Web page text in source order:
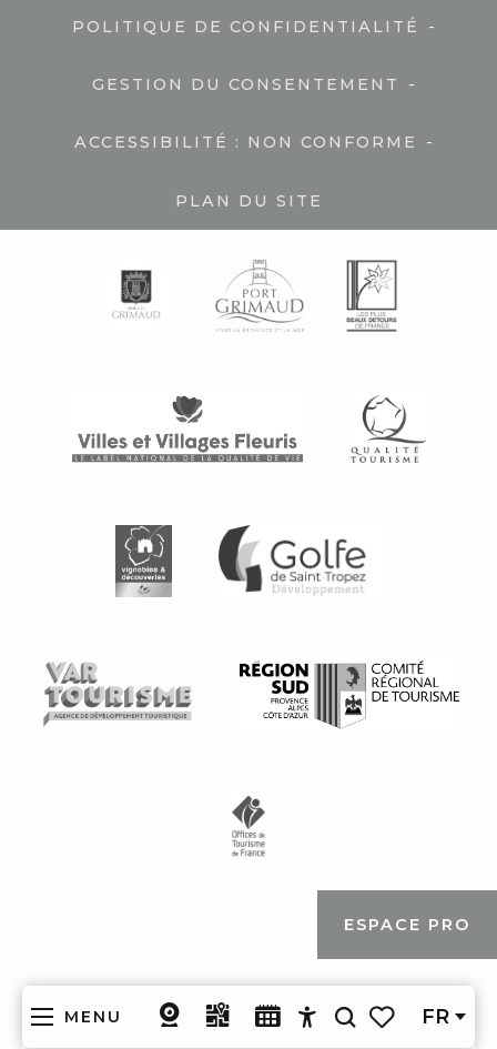
MENU
Accessibilité
FR
POLITIQUE DE CONFIDENTIALITÉ -
GESTION DU CONSENTEMENT -
ACCESSIBILITÉ : NON CONFORME -
PLAN DU SITE
ESPACE PRO